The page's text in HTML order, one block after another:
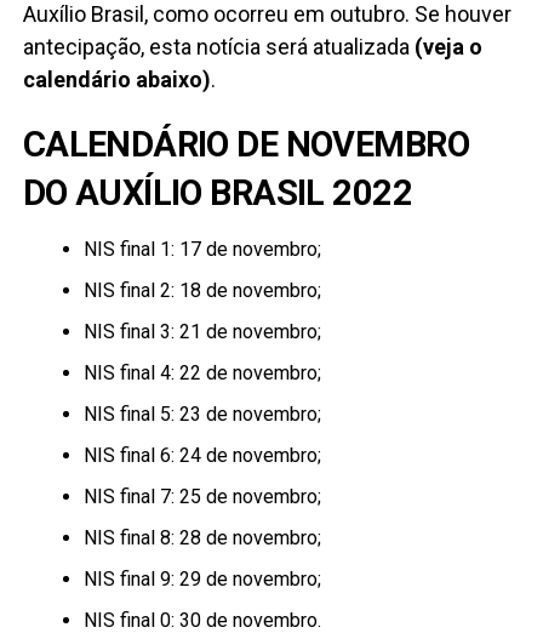
Auxílio Brasil, como ocorreu em outubro. Se houver
antecipação, esta notícia será atualizada (veja o
calendário abaixo).
CALENDÁRIO DE NOVEMBRO
DO AUXÍLIO BRASIL 2022
NIS final 1: 17 de novembro;
NIS final 2: 18 de novembro;
NIS final 3: 21 de novembro;
NIS final 4: 22 de novembro;
NIS final 5: 23 de novembro;
NIS final 6: 24 de novembro;
NIS final 7: 25 de novembro;
NIS final 8: 28 de novembro;
NIS final 9: 29 de novembro;
NIS final 0: 30 de novembro.